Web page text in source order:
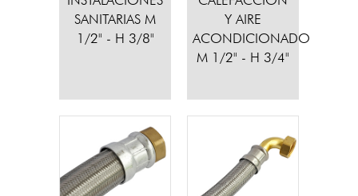
SANITARIAS M
1/2" - H 3/8"
Y AIRE
ACONDICIONADO
M 1/2" - H 3/4"